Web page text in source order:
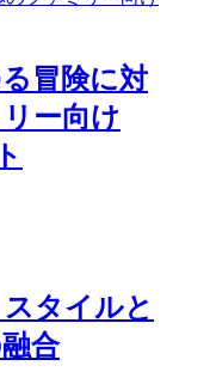
冒険に対
ー向け
タイルと
合